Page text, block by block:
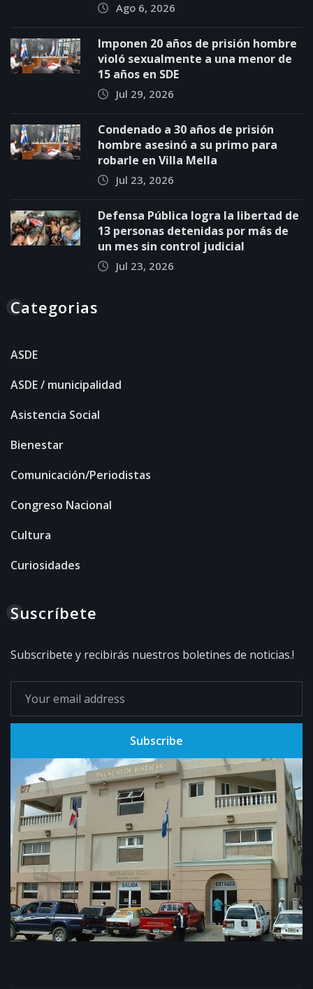
Ago 6, 2026
Imponen 20 años de prisión hombre
violó sexualmente a una menor de
15 años en SDE
Jul 29, 2026
Condenado a 30 años de prisión
hombre asesinó a su primo para
robarle en Villa Mella
Jul 23, 2026
Defensa Pública logra la libertad de
13 personas detenidas por más de
un mes sin control judicial
Jul 23, 2026
Categorias
ASDE
ASDE / municipalidad
Asistencia Social
Bienestar
Comunicación/Periodistas
Congreso Nacional
Cultura
Curiosidades
Suscríbete
Subscribete y recibirás nuestros boletines de noticias.!
Subscribe